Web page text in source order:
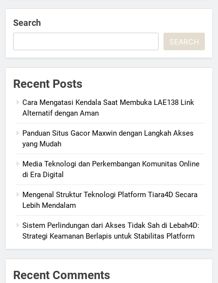
Search
SEARCH
Recent Posts
Cara Mengatasi Kendala Saat Membuka LAE138 Link
Alternatif dengan Aman
Panduan Situs Gacor Maxwin dengan Langkah Akses
yang Mudah
Media Teknologi dan Perkembangan Komunitas Online
di Era Digital
Mengenal Struktur Teknologi Platform Tiara4D Secara
Lebih Mendalam
Sistem Perlindungan dari Akses Tidak Sah di Lebah4D:
Strategi Keamanan Berlapis untuk Stabilitas Platform
Recent Comments